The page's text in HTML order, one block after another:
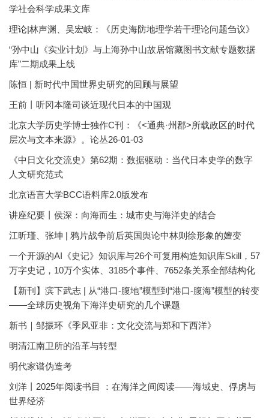
学社会科学成果文库
理论|林声渊、吴宏岐：《历史海防地理学若干理论问题刍议》
“孙中山《实业计划》与上海孙中山故居馆藏图书文献专题数据
库”二期成果上线
陈恒 | 新时代中国世界史研究的回顾与展望
王前丨听冈本隆司谈近现代日本的中国观
北京大学历史学博士独作C刊：《<通典·州郡>所载政区的时代
层次与文本来源》。论丛26-01-03
《中日文化交流史》第62期：数据驱动：当代日本史学的数字
人文研究范式
北京语言大学BCC语料库2.0版发布
讲座纪要丨侯深：向海而生：城市史与海洋史的结合
江昕瑾、张坤 | 鸦片战争前后英国舆论中林则徐形象的嬗变
一个开源的AI《史记》知识库与26个可复用构造知识库Skill，57
万字史记，10万个实体、3185个事件、7652条关系全部结构化
【新刊】滨下武志 | 从“港口-腹地”模型到“港口-腹海”模型的转变
——全球历史视角下海洋史研究的几个课题
新书｜邹振环《季风亚非：文化交流与郑和下西洋》
明清江南卫所的沿革与转型
明代家谱伪造考
刘洋丨2025年阅读书目 ：在海洋之间阅读——海域史、俘虏与
世界经济